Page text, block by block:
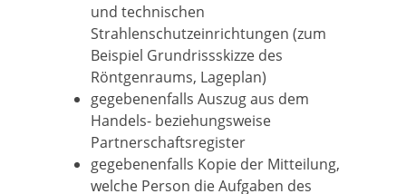
und technischen
Strahlenschutzeinrichtungen (zum
Beispiel Grundrissskizze des
Röntgenraums, Lageplan)
gegebenenfalls Auszug aus dem
Handels- beziehungsweise
Partnerschaftsregister
gegebenenfalls Kopie der Mitteilung,
welche Person die Aufgaben des